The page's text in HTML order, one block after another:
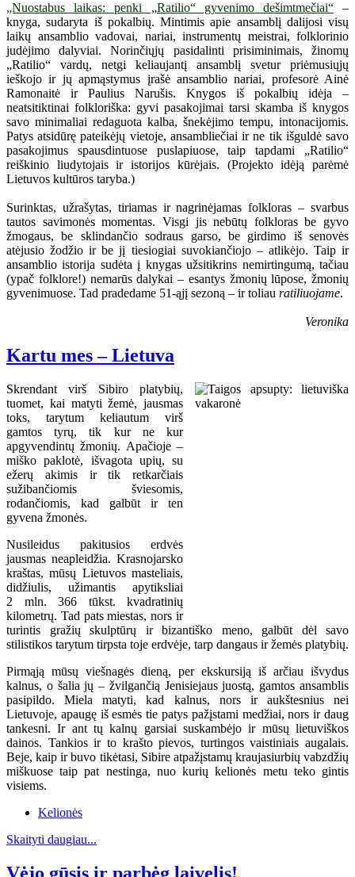
„Nuostabus laikas: penki „Ratilio“ gyvenimo dešimtmečiai“–
knyga, sudaryta iš pokalbių. Mintimis apie ansamblį dalijosi visų
laikų ansamblio vadovai, nariai, instrumentų meistrai, folklorinio
judėjimo dalyviai. Norinčiųjų pasidalinti prisiminimais, žinomų
„Ratilio“ vardų, netgi keliaujantį ansamblį svetur priėmusiųjų
ieškojo ir jų apmąstymus įrašė ansamblio nariai, profesorė Ainė
Ramonaitė ir Paulius Narušis. Knygos iš pokalbių idėja –
neatsitiktinai folkloriška: gyvi pasakojimai tarsi skamba iš knygos
savo minimaliai redaguota kalba, šnekėjimo tempu, intonacijomis.
Patys atsidūrę pateikėjų vietoje, ansambliečiai ir ne tik išguldė savo
pasakojimus spausdintuose puslapiuose, taip tapdami „Ratilio“
reiškinio liudytojais ir istorijos kūrėjais. (Projekto idėją parėmė
Lietuvos kultūros taryba.)
Surinktas, užrašytas, tiriamas ir nagrinėjamas folkloras – svarbus
tautos savimonės momentas. Visgi jis nebūtų folkloras be gyvo
žmogaus, be sklindančio sodraus garso, be girdimo iš senovės
atėjusio žodžio ir be jį tiesiogiai suvokiančiojo – atlikėjo. Taip ir
ansamblio istorija sudėta į knygas užsitikrins nemirtingumą, tačiau
(ypač folklore!) nemarūs dalykai – esantys žmonių lūpose, žmonių
gyvenimuose. Tad pradedame 51-ąjį sezoną – ir toliau ratiliuojame.
Veronika
Kartu mes – Lietuva
Skrendant virš Sibiro platybių,
tuomet, kai matyti žemė, jausmas
toks, tarytum keliautum virš
gamtos tyrų, tik kur ne kur
apgyvendintų žmonių. Apačioje –
miško paklotė, išvagota upių, su
ežerų akimis ir tik retkarčiais
sužibančiomis šviesomis,
rodančiomis, kad galbūt ir ten
gyvena žmonės.
Nusileidus pakitusios erdvės
jausmas neapleidžia. Krasnojarsko
kraštas, mūsų Lietuvos masteliais,
didžiulis, užimantis apytiksliai
2 mln. 366 tūkst. kvadratinių
kilometrų. Tad pats miestas, nors ir
turintis gražių skulptūrų ir bizantiško meno, galbūt dėl savo
stilistikos tarytum tirpsta toje erdvėje, tarp dangaus ir žemės platybių.
Pirmąją mūsų viešnagės dieną, per ekskursiją iš arčiau išvydus
kalnus, o šalia jų – žvilgančią Jenisiejaus juostą, gamtos ansamblis
pasipildo. Miela matyti, kad kalnus, nors ir aukštesnius nei
Lietuvoje, apaugę iš esmės tie patys pažįstami medžiai, nors ir daug
tankesni. Ir ant tų kalnų garsiai suskambėjo ir mūsų lietuviškos
dainos. Tankios ir to krašto pievos, turtingos vaistiniais augalais.
Beje, kaip ir buvo tikėtasi, Sibire atpažįstamų kraujasiurbių vabzdžių
miškuose taip pat nestinga, nuo kurių kelionės metu teko gintis
visiems.
Kelionės
Skaityti daugiau...